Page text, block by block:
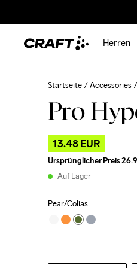
Herren
Startseite Accessories
Pro
13.48 EUR
Ursprünglicher Preis
Auf Lager
Pear/Colias